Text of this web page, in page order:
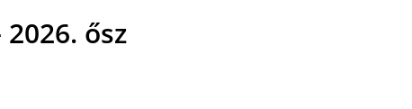
ősz